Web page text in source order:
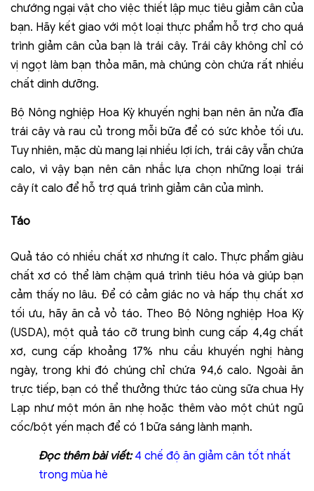
chướng ngại vật cho việc thiết lập mục tiêu giảm cân của
bạn. Hãy kết giao với một loại thực phẩm hỗ trợ cho quá
trình giảm cân của bạn là trái cây. Trái cây không chỉ có
vị ngọt làm bạn thỏa mãn, mà chúng còn chứa rất nhiều
chất dinh dưỡng.
Bộ Nông nghiệp Hoa Kỳ khuyến nghị bạn nên ăn nửa đĩa
trái cây và rau củ trong mỗi bữa để có sức khỏe tối ưu.
Tuy nhiên, mặc dù mang lại nhiều lợi ích, trái cây vẫn chứa
calo, vì vậy bạn nên cân nhắc lựa chọn những loại trái
cây ít calo để hỗ trợ quá trình giảm cân của mình.
Táo
Quả táo có nhiều chất xơ nhưng ít calo. Thực phẩm giàu
chất xơ có thể làm chậm quá trình tiêu hóa và giúp bạn
cảm thấy no lâu. Để có cảm giác no và hấp thụ chất xơ
tối ưu, hãy ăn cả vỏ táo. Theo Bộ Nông nghiệp Hoa Kỳ
(USDA), một quả táo cỡ trung bình cung cấp 4,4g chất
xơ, cung cấp khoảng 17% nhu cầu khuyến nghị hàng
ngày, trong khi đó chúng chỉ chứa 94,6 calo. Ngoài ăn
trực tiếp, bạn có thể thưởng thức táo cùng sữa chua Hy
Lạp như một món ăn nhẹ hoặc thêm vào một chút ngũ
cốc/bột yến mạch để có 1 bữa sáng lành mạnh.
Đọcthêm bài viết:4 chế độ ăn giảm cân tốt nhất
trong mùa hè